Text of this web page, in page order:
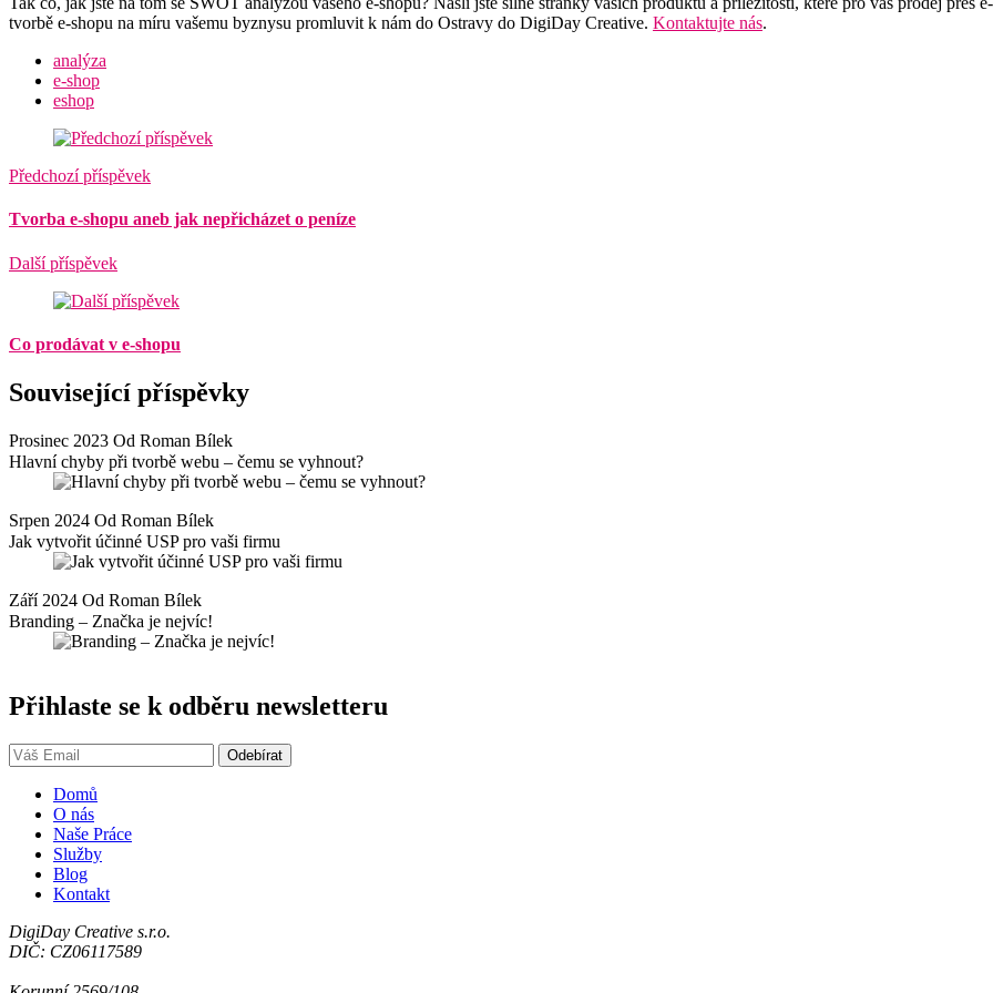
tvorbě e-shopu na míru vašemu byznysu promluvit k nám do Ostravy do DigiDay Creative. Kontaktujte nás.
analýza
e-shop
eshop
Předchozí příspěvek
Tvorba e-shopu aneb jak nepřicházet o peníze
Další příspěvek
Co prodávat v e-shopu
Související příspěvky
Prosinec 2023 Od Roman Bílek
Hlavní chyby při tvorbě webu – čemu se vyhnout?
Srpen 2024 Od Roman Bílek
Jak vytvořit účinné USP pro vaši firmu
Září 2024 Od Roman Bílek
Branding – Značka je nejvíc!
Přihlaste se k odběru newsletteru
Domů
O nás
Naše Práce
Služby
Blog
Kontakt
DigiDay Creative s.r.o.
DIČ: CZ06117589